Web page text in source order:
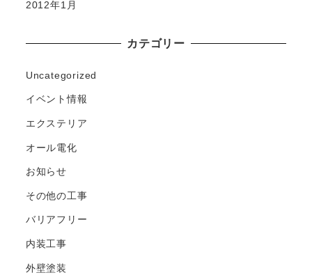
2012年1月
カテゴリー
Uncategorized
イベント情報
エクステリア
オール電化
お知らせ
その他の工事
バリアフリー
内装工事
外壁塗装